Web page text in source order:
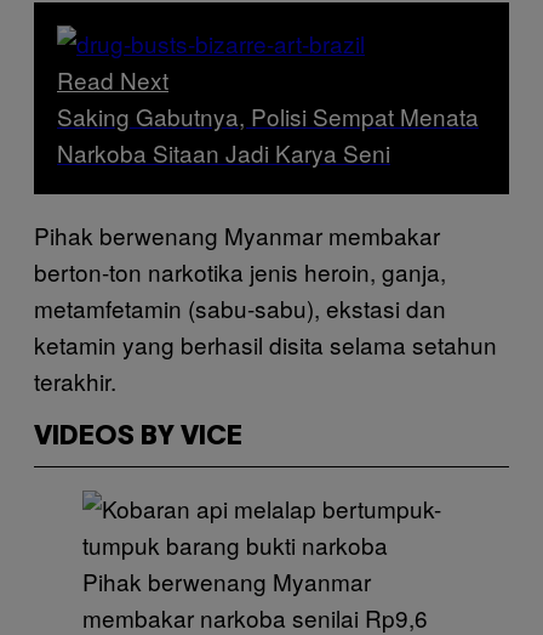
Read Next
Saking Gabutnya, Polisi Sempat Menata
Narkoba Sitaan Jadi Karya Seni
Pihak berwenang Myanmar membakar
berton-ton narkotika jenis heroin, ganja,
metamfetamin (sabu-sabu), ekstasi dan
ketamin yang berhasil disita selama setahun
terakhir.
VIDEOS BY VICE
Pihak berwenang Myanmar
membakar narkoba senilai Rp9,6